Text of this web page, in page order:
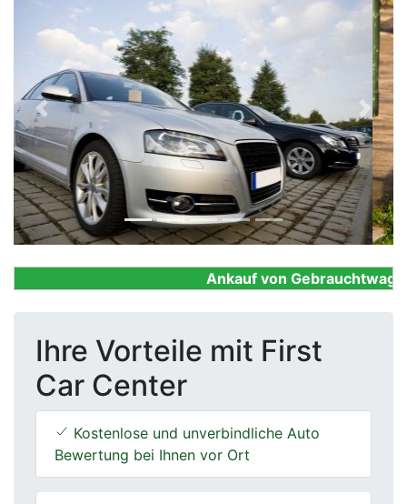
Previous Next
Ankauf von
Ihre Vorteile mit First
Car Center
Kostenlose und unverbindliche Auto
Bewertung bei Ihnen vor Ort